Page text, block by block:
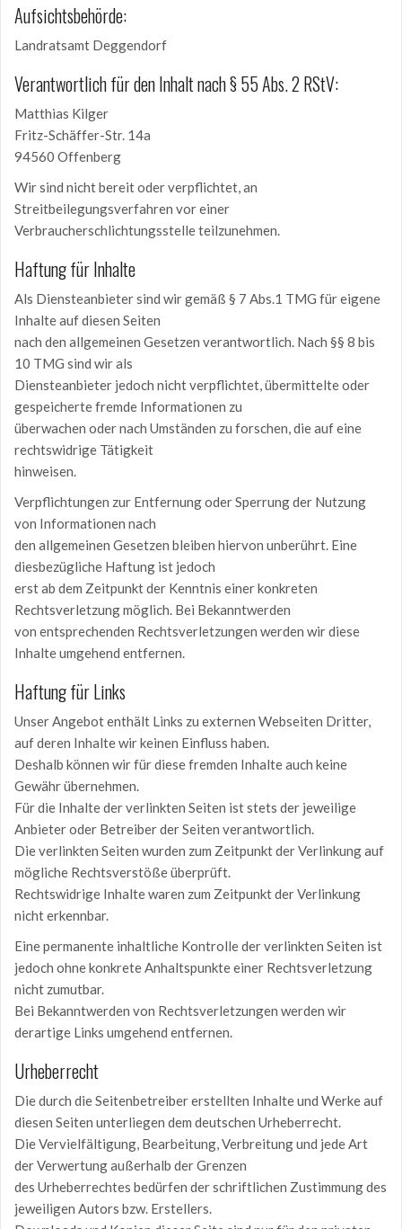
Aufsichtsbehörde:
Landratsamt Deggendorf
Verantwortlich für den Inhalt nach § 55 Abs. 2 RStV:
Matthias Kilger
Fritz-Schäffer-Str. 14a
94560 Offenberg
Wir sind nicht bereit oder verpflichtet, an
Streitbeilegungsverfahren vor einer
Verbraucherschlichtungsstelle teilzunehmen.
Haftung für Inhalte
Als Diensteanbieter sind wir gemäß § 7 Abs.1 TMG für eigene
Inhalte auf diesen Seiten
nach den allgemeinen Gesetzen verantwortlich. Nach §§ 8 bis
10 TMG sind wir als
Diensteanbieter jedoch nicht verpflichtet, übermittelte oder
gespeicherte fremde Informationen zu
überwachen oder nach Umständen zu forschen, die auf eine
rechtswidrige Tätigkeit
hinweisen.
Verpflichtungen zur Entfernung oder Sperrung der Nutzung
von Informationen nach
den allgemeinen Gesetzen bleiben hiervon unberührt. Eine
diesbezügliche Haftung ist jedoch
erst ab dem Zeitpunkt der Kenntnis einer konkreten
Rechtsverletzung möglich. Bei Bekanntwerden
von entsprechenden Rechtsverletzungen werden wir diese
Inhalte umgehend entfernen.
Haftung für Links
Unser Angebot enthält Links zu externen Webseiten Dritter,
auf deren Inhalte wir keinen Einfluss haben.
Deshalb können wir für diese fremden Inhalte auch keine
Gewähr übernehmen.
Für die Inhalte der verlinkten Seiten ist stets der jeweilige
Anbieter oder Betreiber der Seiten verantwortlich.
Die verlinkten Seiten wurden zum Zeitpunkt der Verlinkung auf
mögliche Rechtsverstöße überprüft.
Rechtswidrige Inhalte waren zum Zeitpunkt der Verlinkung
nicht erkennbar.
Eine permanente inhaltliche Kontrolle der verlinkten Seiten ist
jedoch ohne konkrete Anhaltspunkte einer Rechtsverletzung
nicht zumutbar.
Bei Bekanntwerden von Rechtsverletzungen werden wir
derartige Links umgehend entfernen.
Urheberrecht
Die durch die Seitenbetreiber erstellten Inhalte und Werke auf
diesen Seiten unterliegen dem deutschen Urheberrecht.
Die Vervielfältigung, Bearbeitung, Verbreitung und jede Art
der Verwertung außerhalb der Grenzen
des Urheberrechtes bedürfen der schriftlichen Zustimmung des
jeweiligen Autors bzw. Erstellers.